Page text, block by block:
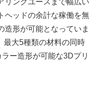
ヘッドの余計な稼働を無
造形が可能となっていま
最大5種類の材料の同時
ー造形が可能な3Dプリ